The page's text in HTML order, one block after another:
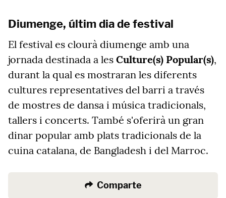
Diumenge, últim dia de festival
El festival es clourà diumenge amb una
jornada destinada a les Culture(s) Popular(s),
durant la qual es mostraran les diferents
cultures representatives del barri a través
de mostres de dansa i música tradicionals,
tallers i concerts. També s'oferirà un gran
dinar popular amb plats tradicionals de la
cuina catalana, de Bangladesh i del Marroc.
Comparte